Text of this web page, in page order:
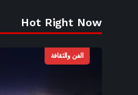
Hot Right Now
الفن والثقافة